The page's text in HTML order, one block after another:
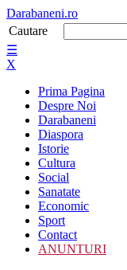
Darabaneni.ro
Cautare
☰
X
Prima Pagina
Despre Noi
Darabaneni
Diaspora
Istorie
Cultura
Social
Sanatate
Economic
Sport
Contact
ANUNTURI